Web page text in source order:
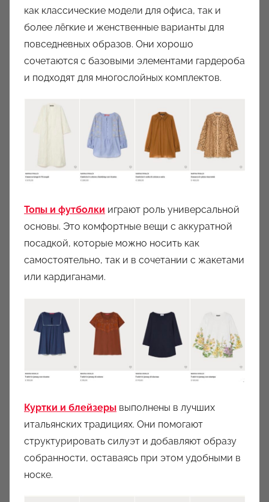
как классические модели для офиса, так и
более лёгкие и женственные варианты для
повседневных образов. Они хорошо
сочетаются с базовыми элементами гардероба
и подходят для многослойных комплектов.
Топы и футболки играют роль универсальной
основы. Это комфортные вещи с аккуратной
посадкой, которые можно носить как
самостоятельно, так и в сочетании с жакетами
или кардиганами.
Куртки и блейзеры выполнены в лучших
итальянских традициях. Они помогают
структурировать силуэт и добавляют образу
собранности, оставаясь при этом удобными в
носке.